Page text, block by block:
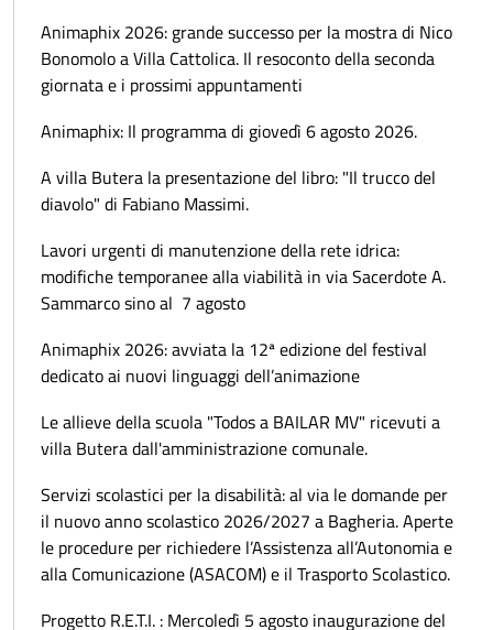
Animaphix 2026: grande successo per la mostra di Nico
Bonomolo a Villa Cattolica. Il resoconto della seconda
giornata e i prossimi appuntamenti
Animaphix: Il programma di giovedì 6 agosto 2026.
A villa Butera la presentazione del libro: "Il trucco del
diavolo" di Fabiano Massimi.
Lavori urgenti di manutenzione della rete idrica:
modifiche temporanee alla viabilità in via Sacerdote A.
Sammarco sino al 7 agosto
Animaphix 2026: avviata la 12ª edizione del festival
dedicato ai nuovi linguaggi dell’animazione
Le allieve della scuola "Todos a BAILAR MV" ricevuti a
villa Butera dall'amministrazione comunale.
Servizi scolastici per la disabilità: al via le domande per
il nuovo anno scolastico 2026/2027 a Bagheria. Aperte
le procedure per richiedere l’Assistenza all’Autonomia e
alla Comunicazione (ASACOM) e il Trasporto Scolastico.
Progetto R.E.T.I. : Mercoledì 5 agosto inaugurazione del